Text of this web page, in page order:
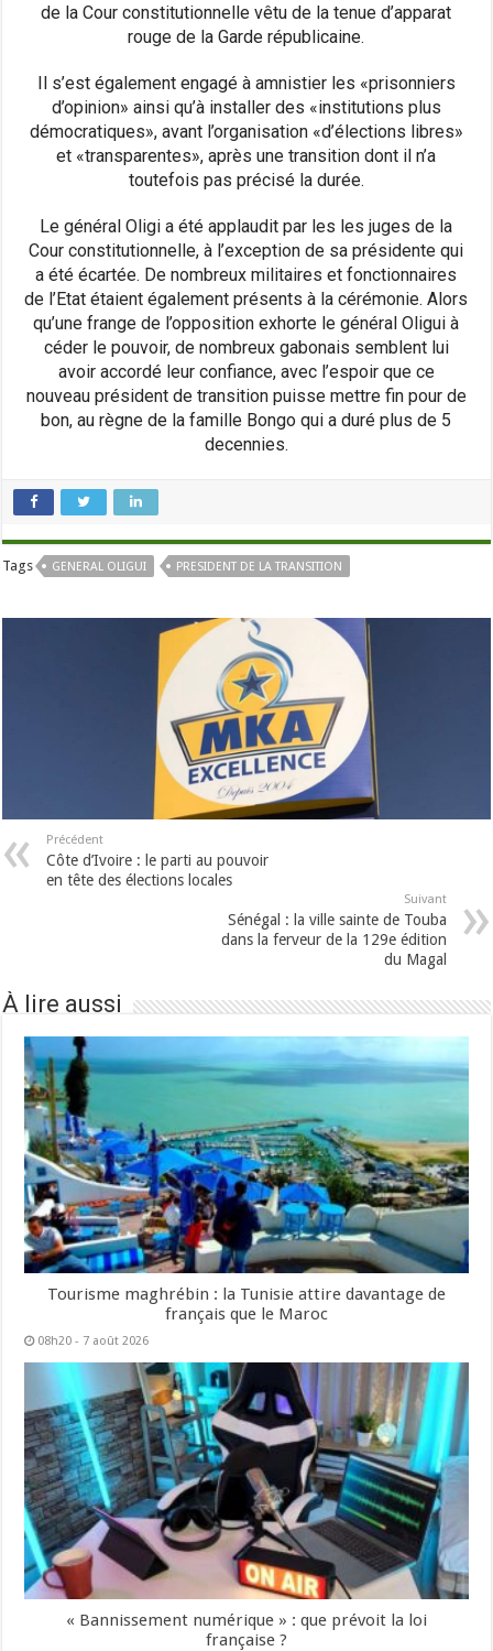
de la Cour constitutionnelle vêtu de la tenue d’apparat
rouge de la Garde républicaine.
Il s’est également engagé à amnistier les «prisonniers
d’opinion» ainsi qu’à installer des «institutions plus
démocratiques», avant l’organisation «d’élections libres»
et «transparentes», après une transition dont il n’a
toutefois pas précisé la durée.
Le général Oligi a été applaudit par les les juges de la
Cour constitutionnelle, à l’exception de sa présidente qui
a été écartée. De nombreux militaires et fonctionnaires
de l’Etat étaient également présents à la cérémonie. Alors
qu’une frange de l’opposition exhorte le général Oligui à
céder le pouvoir, de nombreux gabonais semblent lui
avoir accordé leur confiance, avec l’espoir que ce
nouveau président de transition puisse mettre fin pour de
bon, au règne de la famille Bongo qui a duré plus de 5
decennies.
Tags GENERAL OLIGUI PRESIDENT DE LA TRANSITION
Précédent
Côte d’Ivoire : le parti au pouvoir
en tête des élections locales
Suivant
Sénégal : la ville sainte de Touba
dans la ferveur de la 129e édition
du Magal
À lire aussi
Tourisme maghrébin : la Tunisie attire davantage de
français que le Maroc
08h20 - 7 août 2026
« Bannissement numérique » : que prévoit la loi
française ?